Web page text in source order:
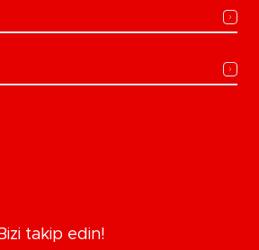
Bizi takip edin!